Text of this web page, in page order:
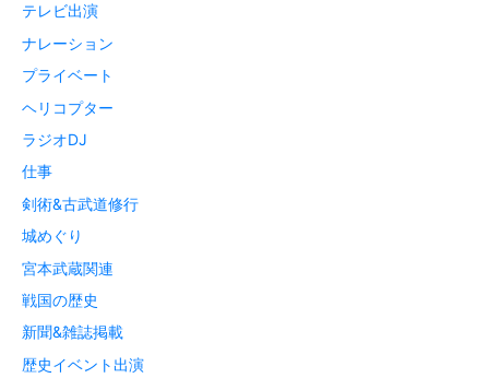
テレビ出演
ナレーション
プライベート
ヘリコプター
ラジオDJ
仕事
剣術&古武道修行
城めぐり
宮本武蔵関連
戦国の歴史
新聞&雑誌掲載
歴史イベント出演